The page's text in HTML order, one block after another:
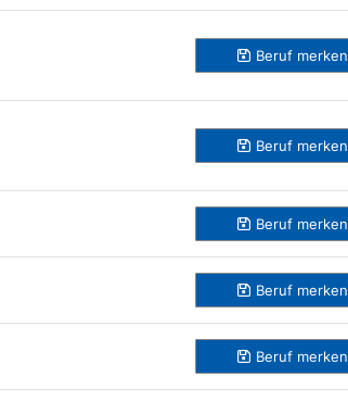
Beruf merken
Beruf merken
Beruf merken
Beruf merken
Beruf merken